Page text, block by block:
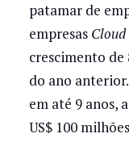
patamar de
empresas Cloud
crescimento de
do ano
em até 9 anos,
US$ 100